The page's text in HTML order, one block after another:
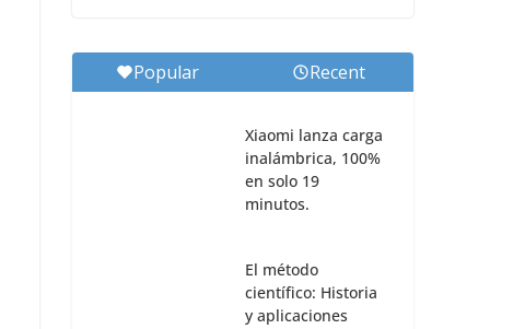
Popular Recent
Xiaomi lanza carga
inalámbrica, 100%
en solo 19
minutos.
El método
científico: Historia
y aplicaciones